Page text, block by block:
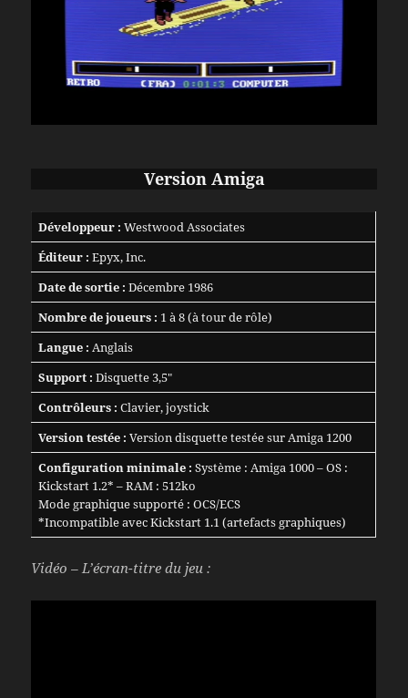
Version Amiga
Développeur : Westwood Associates
Éditeur : Epyx, Inc.
Date de sortie : Décembre 1986
Nombre de joueurs : 1 à 8 (à tour de rôle)
Langue : Anglais
Support : Disquette 3,5″
Contrôleurs : Clavier, joystick
Version testée : Version disquette testée sur Amiga 1200
Configuration minimale : Système : Amiga 1000 – OS :
Kickstart 1.2* – RAM : 512ko
Mode graphique supporté : OCS/ECS
*Incompatible avec Kickstart 1.1 (artefacts graphiques)
Vidéo – L’écran-titre du jeu :